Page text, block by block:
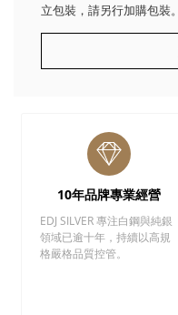
立包裝，請另行加購包裝。
10年品牌專業經營
EDJ SILVER 專注白鋼與純銀
領域已逾十年，持續以高規
格嚴格品質控管。